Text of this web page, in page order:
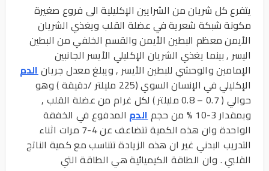
يتفرع كل شريان من الشرايين الإكليلية الى فروع صغيرة
مكونة شبكة شعرية في عضلة القلب ويغذي الشريان
الأيمن معظم البطين الأيمن والقسم الخلفي من البطين
اليسر , بينما يغذي الشريان الإكليلي الأيسر الجانبين
الإمامين والوحشي للبطين الأيسر , ويبلغ معدل جريانالدم
الإكليلي في الإنسان السوي (225 مليلتر /دقيقة ) وهو
حوالي ( 0.7 – 0.8 مليلتر ) لكل غرام من عضلة القلب ,
وبمقدار 3-10 % من حجم
الدم المدفوع في الخفقة
الواحدة وان هذه الكمية تتضاعف عن 4-7 مرات اثناء
التدريب البدني غير ان هذه الزيادة تتناسب مع كمية الناتج
القلبي . وان الطاقة الكيميائية هي الطاقة التي